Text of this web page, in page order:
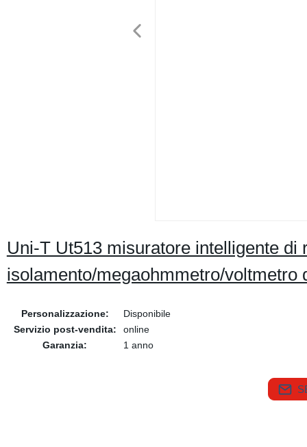
Uni-T Ut513 misuratore intelligente di
isolamento/megaohmmetro/voltmetro
Personalizzazione:
Disponibile
Servizio post-vendita:
online
Garanzia:
1 anno